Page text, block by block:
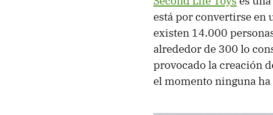
está por convertirse en
existen 14.000
alrededor de 300 lo
provocado la creación
el momento ninguna